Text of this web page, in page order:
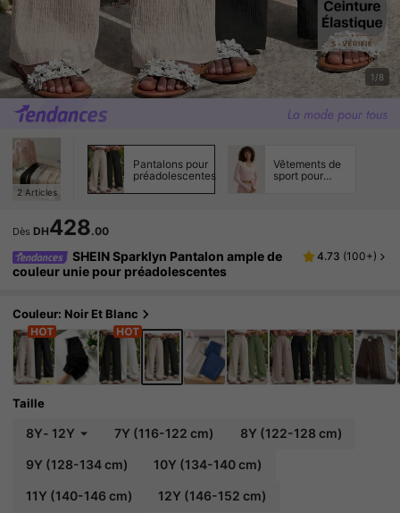
1/8
2 Articles
Pantalons pour
préadolescentes
Vêtements de
sport pour
Dès DH428.00
SHEIN Sparklyn Pantalon ample de
couleur unie pour préadolescentes
4.73 (100+)
Couleur: Noir Et Blanc
Taille
8Y- 12Y 7Y (116-122 cm) 8Y (122-128 cm)
9Y (128-134 cm) 10Y (134-140 cm)
11Y (140-146 cm) 12Y (146-152 cm)